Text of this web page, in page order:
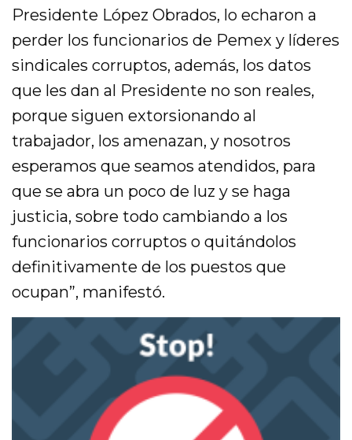
Presidente López Obrados, lo echaron a
perder los funcionarios de Pemex y líderes
sindicales corruptos, además, los datos
que les dan al Presidente no son reales,
porque siguen extorsionando al
trabajador, los amenazan, y nosotros
esperamos que seamos atendidos, para
que se abra un poco de luz y se haga
justicia, sobre todo cambiando a los
funcionarios corruptos o quitándolos
definitivamente de los puestos que
ocupan”, manifestó.